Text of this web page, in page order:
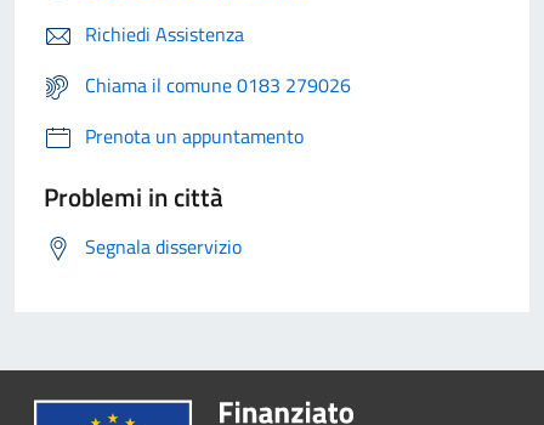
Richiedi Assistenza
Chiama il comune 0183 279026
Prenota un appuntamento
Problemi in città
Segnala disservizio